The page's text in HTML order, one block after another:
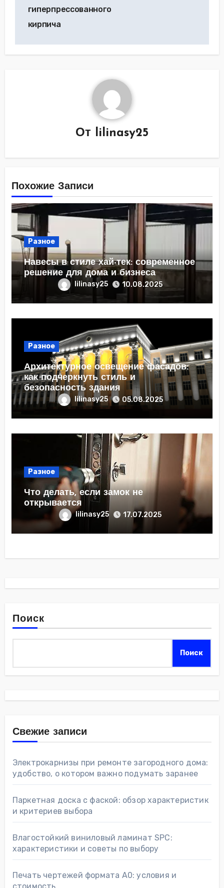
записям
гиперпрессованного
кирпича
От lilinasy25
Похожие Записи
Разное
Навесы в стиле хай-тек: современное
решение для дома и бизнеса
lilinasy25 10.08.2025
Разное
Архитектурное освещение фасадов:
как подчеркнуть стиль и
безопасность здания
lilinasy25 05.08.2025
Разное
Что делать, если замок не
открывается
lilinasy25 17.07.2025
Поиск
Поиск
Свежие записи
Электрокарнизы при ремонте загородного дома:
удобство, о котором важно подумать заранее
Паркетная доска с фаской: обзор характеристик
и критериев выбора
Влагостойкий виниловый ламинат SPC:
характеристики и советы по выбору
Печать чертежей формата А0: условия и
стоимость